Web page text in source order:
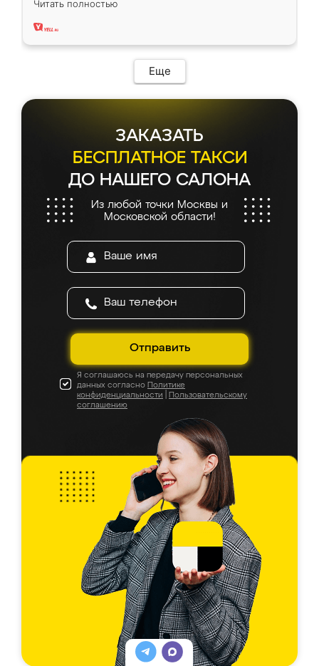
два года, нареканий нет.
Читать полностью
Еще
ЗАКАЗАТЬ
БЕСПЛАТНОЕ ТАКСИ
ДО НАШЕГО САЛОНА
Из любой точки Москвы и
Московской области!
Отправить
Я соглашаюсь на передачу персональных
данных согласно Политике
конфиденциальности
Пользовательскому
соглашению